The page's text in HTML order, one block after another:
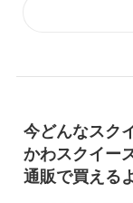
今どんなスク
かわスクイー
通販で買える